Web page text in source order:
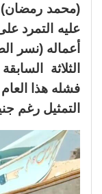
(محمد رمضان)
عليه التمرد
أعماله (نسر
الثلاثة
فشله هذا
التمثيل رغم